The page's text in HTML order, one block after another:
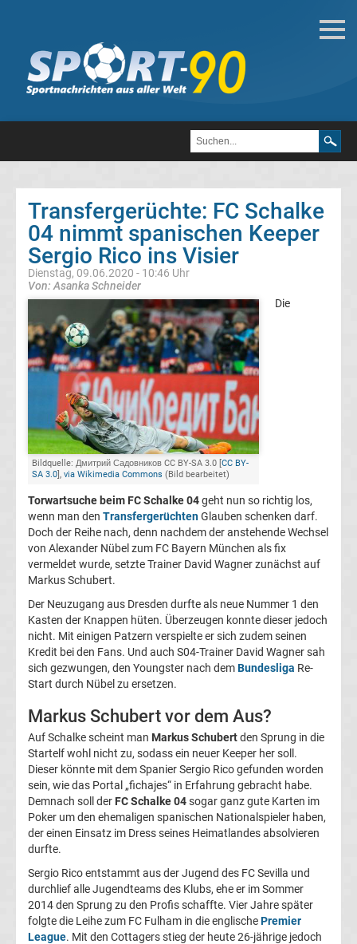
Deutsche
Transfergerüchte
FC
Heidenheim
1846
Transfergerüchte
1.
Kaiserslautern
Transfergerüchte
1.
FC
Köln
Transfergerüchte
1.
Magdeburg
Transfergerüchte
1.
FC
Nürnberg
Transfergerüchte
Transfergerüchte: FC Schalke
04 nimmt spanischen Keeper
Sergio Rico ins Visier
Dienstag, 09.06.2020 - 10:46 Uhr
Von: Asanka Schneider
Bildquelle: Дмитрий Садовников CC BY-SA 3.0 [CC BY-
SA 3.0], via Wikimedia Commons (Bild bearbeitet)
Die
Torwartsuche beim FC Schalke 04geht nun so richtig los,
wenn man den TransfergerüchtenGlauben schenken darf.
Doch der Reihe nach, denn nachdem der anstehende Wechsel
von Alexander Nübel zum FC Bayern München als fix
vermeldet wurde, setzte Trainer David Wagner zunächst auf
Markus Schubert.
Der Neuzugang aus Dresden durfte als neue Nummer 1 den
Kasten der Knappen hüten. Überzeugen konnte dieser jedoch
nicht. Mit einigen Patzern verspielte er sich zudem seinen
Kredit bei den Fans. Und auch S04-Trainer David Wagner sah
sich gezwungen, den Youngster nach demBundesliga Re-
Start durch Nübel zu ersetzen.
Markus Schubert vor dem Aus?
Auf Schalke scheint man Markus Schubertden Sprung in die
Startelf wohl nicht zu, sodass ein neuer Keeper her soll.
Dieser könnte mit dem Spanier Sergio Rico gefunden worden
sein, wie das Portal „fichajes“ in Erfahrung gebracht habe.
Demnach soll der FC Schalke 04sogar ganz gute Karten im
Poker um den ehemaligen spanischen Nationalspieler haben,
der einen Einsatz im Dress seines Heimatlandes absolvieren
durfte.
Sergio Rico entstammt aus der Jugend des FC Sevilla und
durchlief alle Jugendteams des Klubs, ehe er im Sommer
2014 den Sprung zu den Profis schaffte. Vier Jahre später
folgte die Leihe zum FC Fulham in die englischePremier
League. Mit den Cottagers stieg der heute 26-jährige jedoch